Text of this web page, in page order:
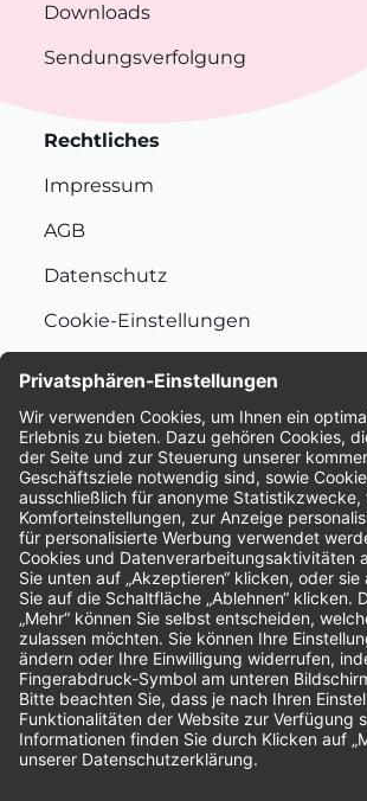
Downloads
Sendungsverfolgung
Rechtliches
Impressum
AGB
Datenschutz
Cookie-Einstellungen
Bewertungen